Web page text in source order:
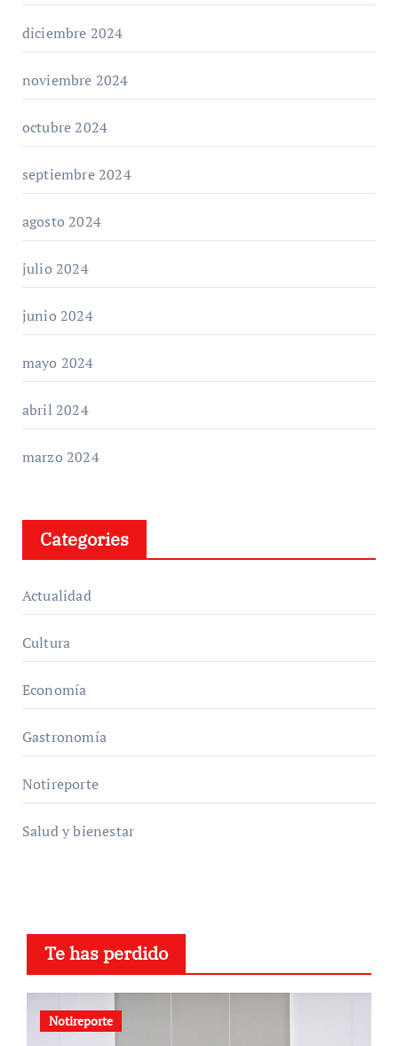
diciembre 2024
noviembre 2024
octubre 2024
septiembre 2024
agosto 2024
julio 2024
junio 2024
mayo 2024
abril 2024
marzo 2024
Categories
Actualidad
Cultura
Economía
Gastronomía
Notireporte
Salud y bienestar
Te has perdido
Notireporte